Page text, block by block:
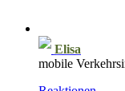
Elisa
mobile